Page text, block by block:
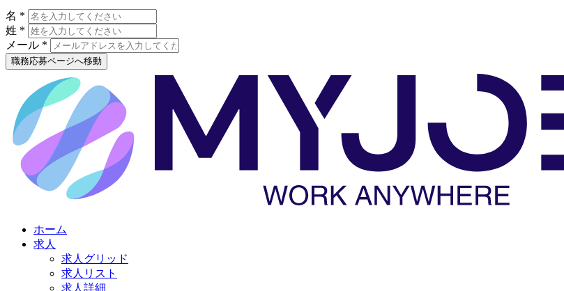
名 *
姓 *
メール *
職務応募ページへ移動
ホーム
求人
求人グリッド
求人リスト
求人詳細